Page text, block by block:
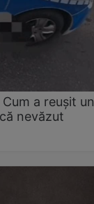
a reușit un
nevăzut